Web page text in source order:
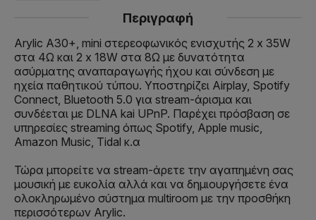
Περιγραφή
Arylic A30+, mini στερεοφωνικός ενισχυτής 2 x 35W
στα 4Ω και 2 x 18W στα 8Ω με δυνατότητα
ασύρματης αναπαραγωγής ήχου και σύνδεση με
ηχεία παθητικού τύπου. Υποστηρίζει Airplay, Spotify
Connect, Bluetooth 5.0 για stream-άρισμα και
συνδέεται με DLNA kai UPnP. Παρέχει πρόσβαση σε
υπηρεσίες streaming όπως Spotify, Apple music,
Amazon Music, Tidal κ.α
Τώρα μπορείτε να stream-άρετε την αγαπημένη σας
μουσική με ευκολία αλλά και να δημιουργήσετε ένα
ολοκληρωμένο σύστημα multiroom με την προσθήκη
περισσότερων Arylic.